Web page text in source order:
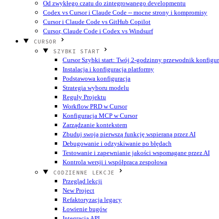
Od zwykłego czatu do zintegrowanego developmentu
Codex vs Cursor i Claude Code -- mocne strony i kompromisy
Cursor i Claude Code vs GitHub Copilot
Cursor, Claude Code i Codex vs Windsurf
CURSOR
SZYBKI START
Cursor Szybki start: Twój 2-godzinny przewodnik
Instalacja i konfiguracja platformy
Podstawowa konfiguracja
Strategia wyboru modelu
Reguły Projektu
Workflow PRD w Cursor
Konfiguracja MCP w Cursor
Zarządzanie kontekstem
Zbuduj swoją pierwszą funkcję wspieraną przez AI
Debugowanie i odzyskiwanie po błędach
Testowanie i zapewnianie jakości wspomagane przez AI
Kontrola wersji i współpraca zespołowa
CODZIENNE LEKCJE
Przegląd lekcji
New Project
Refaktoryzacja legacy
Łowienie bugów